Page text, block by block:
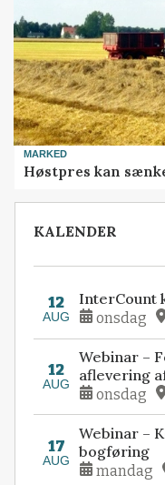
MARKED
Høstpres kan
KALENDER
12
AUG
InterCount
onsdag
12
AUG
Webinar –
aflevering
onsdag
17
AUG
Webinar –
bogføring
mandag